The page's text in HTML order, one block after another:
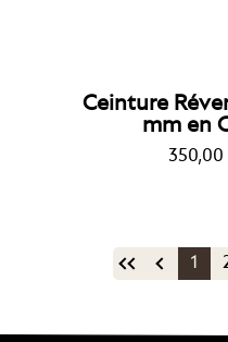
Ceinture
mm en
350,00
1